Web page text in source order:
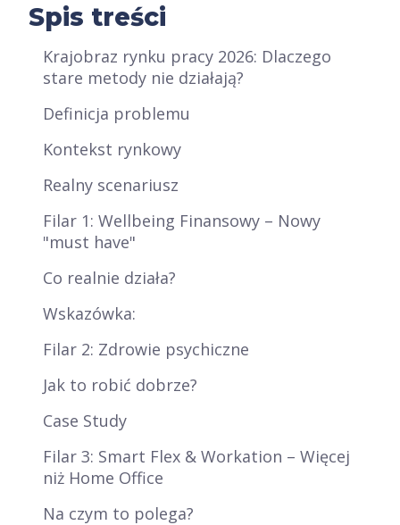
Spis treści
Krajobraz rynku pracy 2026: Dlaczego
stare metody nie działają?
Definicja problemu
Kontekst rynkowy
Realny scenariusz
Filar 1: Wellbeing Finansowy – Nowy
"must have"
Co realnie działa?
Wskazówka:
Filar 2: Zdrowie psychiczne
Jak to robić dobrze?
Case Study
Filar 3: Smart Flex & Workation – Więcej
niż Home Office
Na czym to polega?